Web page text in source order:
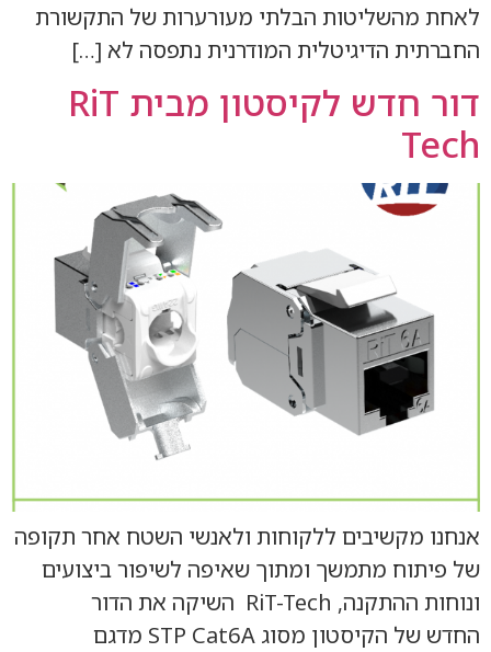
לאחת מהשליטות הבלתי מעורערות של התקשורת
החברתית הדיגיטלית המודרנית נתפסה לא […]
דור חדש לקיסטון מבית RiT
Tech
אנחנו מקשיבים ללקוחות ולאנשי השטח אחר תקופה
של פיתוח מתמשך ומתוך שאיפה לשיפור ביצועים
ונוחות ההתקנה, RiT-Tech השיקה את הדור
החדש של הקיסטון מסוג STP Cat6A מדגם